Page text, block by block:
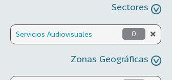
Sectores
Servicios Audiovisuales 0
Zonas Geográficas